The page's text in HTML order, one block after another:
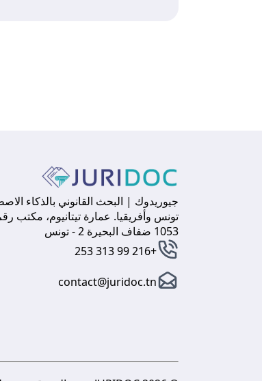
جيوريدوك | البحث القانوني بالذكاء
1053 ضفاف البحيرة 2 - تونس
+216 99 313 253
contact@juridoc.tn